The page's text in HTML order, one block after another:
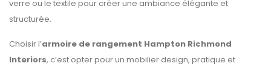
verre ou le textile pour créer une ambiance élégante et
structurée.
Choisir l’armoire de rangement Hampton Richmond
Interiors, c’est opter pour un mobilier design, pratique et